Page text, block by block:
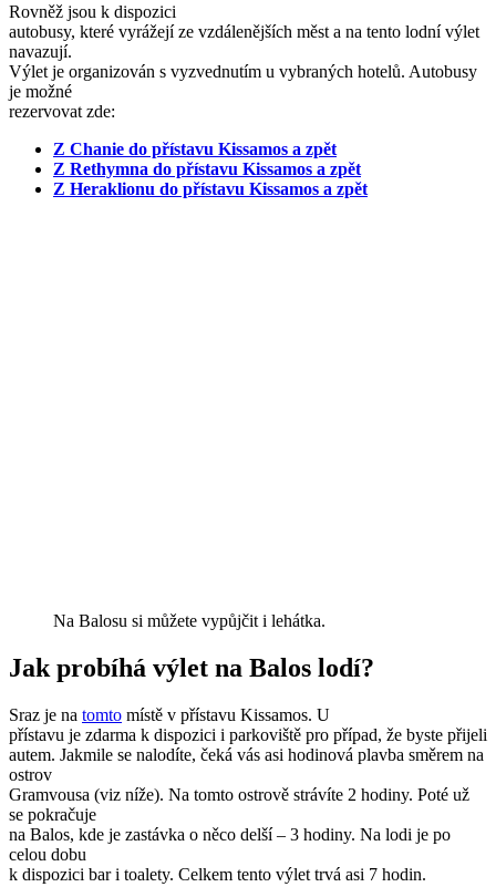
Rovněž jsou k dispozici
autobusy, které vyrážejí ze vzdálenějších měst a na tento lodní výlet
navazují.
Výlet je organizován s vyzvednutím u vybraných hotelů. Autobusy
je možné
rezervovat zde:
Z Chanie do přístavu Kissamos a zpět
Z Rethymna do přístavu Kissamos a zpět
Z Heraklionu do přístavu Kissamos a zpět
Na Balosu si můžete vypůjčit i lehátka.
Jak probíhá výlet na Balos lodí?
Sraz je na tomto místě v přístavu Kissamos. U
přístavu je zdarma k dispozici i parkoviště pro případ, že byste přijeli
autem. Jakmile se nalodíte, čeká vás asi hodinová plavba směrem na
ostrov
Gramvousa (viz níže). Na tomto ostrově strávíte 2 hodiny. Poté už
se pokračuje
na Balos, kde je zastávka o něco delší – 3 hodiny. Na lodi je po
celou dobu
k dispozici bar i toalety. Celkem tento výlet trvá asi 7 hodin.